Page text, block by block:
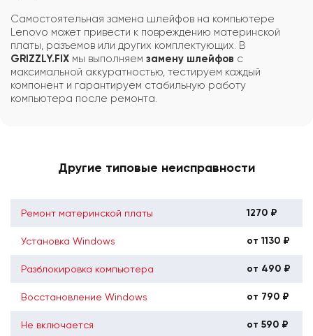
Самостоятельная замена шлейфов на компьютере
Lenovo может привести к повреждению материнской
платы, разъемов или других комплектующих. В
GRIZZLY.FIX мы выполняем замену шлейфов с
максимальной аккуратностью, тестируем каждый
компонент и гарантируем стабильную работу
компьютера после ремонта.
Другие типовые неисправности
Ремонт материнской платы 1270 ₽
Установка Windows от 1130 ₽
Разблокировка компьютера от 490 ₽
Восстановление Windows от 790 ₽
Не включается от 590 ₽